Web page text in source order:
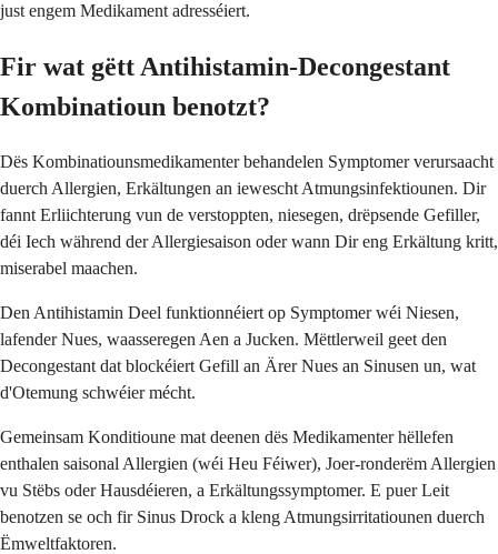
just engem Medikament adresséiert.
Fir wat gëtt Antihistamin-Decongestant
Kombinatioun benotzt?
Dës Kombinatiounsmedikamenter behandelen Symptomer verursaacht
duerch Allergien, Erkältungen an iewescht Atmungsinfektiounen. Dir
fannt Erliichterung vun de verstoppten, niesegen, drëpsende Gefiller,
déi Iech während der Allergiesaison oder wann Dir eng Erkältung kritt,
miserabel maachen.
Den Antihistamin Deel funktionnéiert op Symptomer wéi Niesen,
lafender Nues, waasseregen Aen a Jucken. Mëttlerweil geet den
Decongestant dat blockéiert Gefill an Ärer Nues an Sinusen un, wat
d'Otemung schwéier mécht.
Gemeinsam Konditioune mat deenen dës Medikamenter hëllefen
enthalen saisonal Allergien (wéi Heu Féiwer), Joer-ronderëm Allergien
vu Stëbs oder Hausdéieren, a Erkältungssymptomer. E puer Leit
benotzen se och fir Sinus Drock a kleng Atmungsirritatiounen duerch
Ëmweltfaktoren.